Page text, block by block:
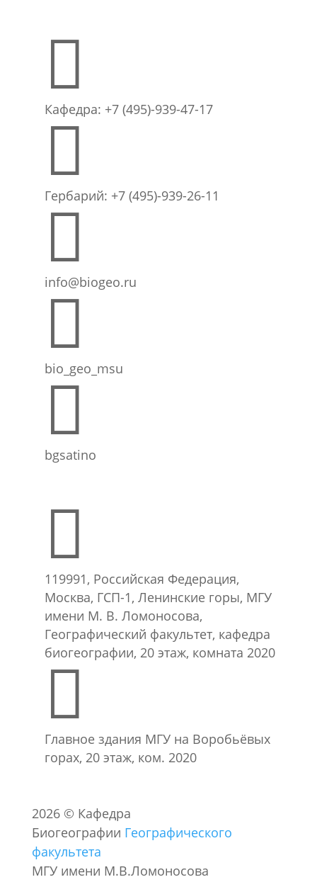

Кафедра: +7 (495)-939-47-17

Гербарий: +7 (495)-939-26-11

info@biogeo.ru

bio_geo_msu

bgsatino

119991, Российская Федерация,
Москва, ГСП-1, Ленинские горы, МГУ
имени М. В. Ломоносова,
Географический факультет, кафедра
биогеографии, 20 этаж, комната 2020

Главное здания МГУ на Воробьёвых
горах, 20 этаж, ком. 2020
2026 © Кафедра
Биогеографии Географического
факультета
МГУ имени М.В.Ломоносова